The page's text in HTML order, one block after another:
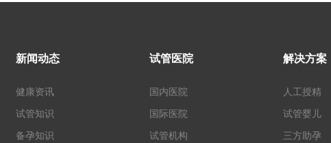
新闻动态
健康资讯
试管知识
备孕知识
试管医院
国内医院
国际医院
试管机构
解决方案
人工授精
试管婴儿
三方助孕